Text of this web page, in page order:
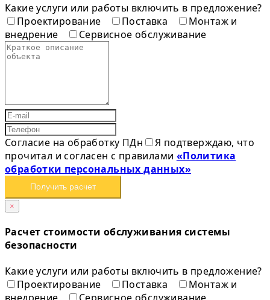
Какие услуги или работы включить в предложение?
Проектирование
Поставка
Монтаж и
внедрение
Сервисное обслуживание
Согласие на обработку ПДн
Я подтверждаю, что
прочитал и согласен с правилами «Политика
обработки персональных данных»
Получить расчет
×
Расчет стоимости обслуживания системы
безопасности
Какие услуги или работы включить в предложение?
Проектирование
Поставка
Монтаж и